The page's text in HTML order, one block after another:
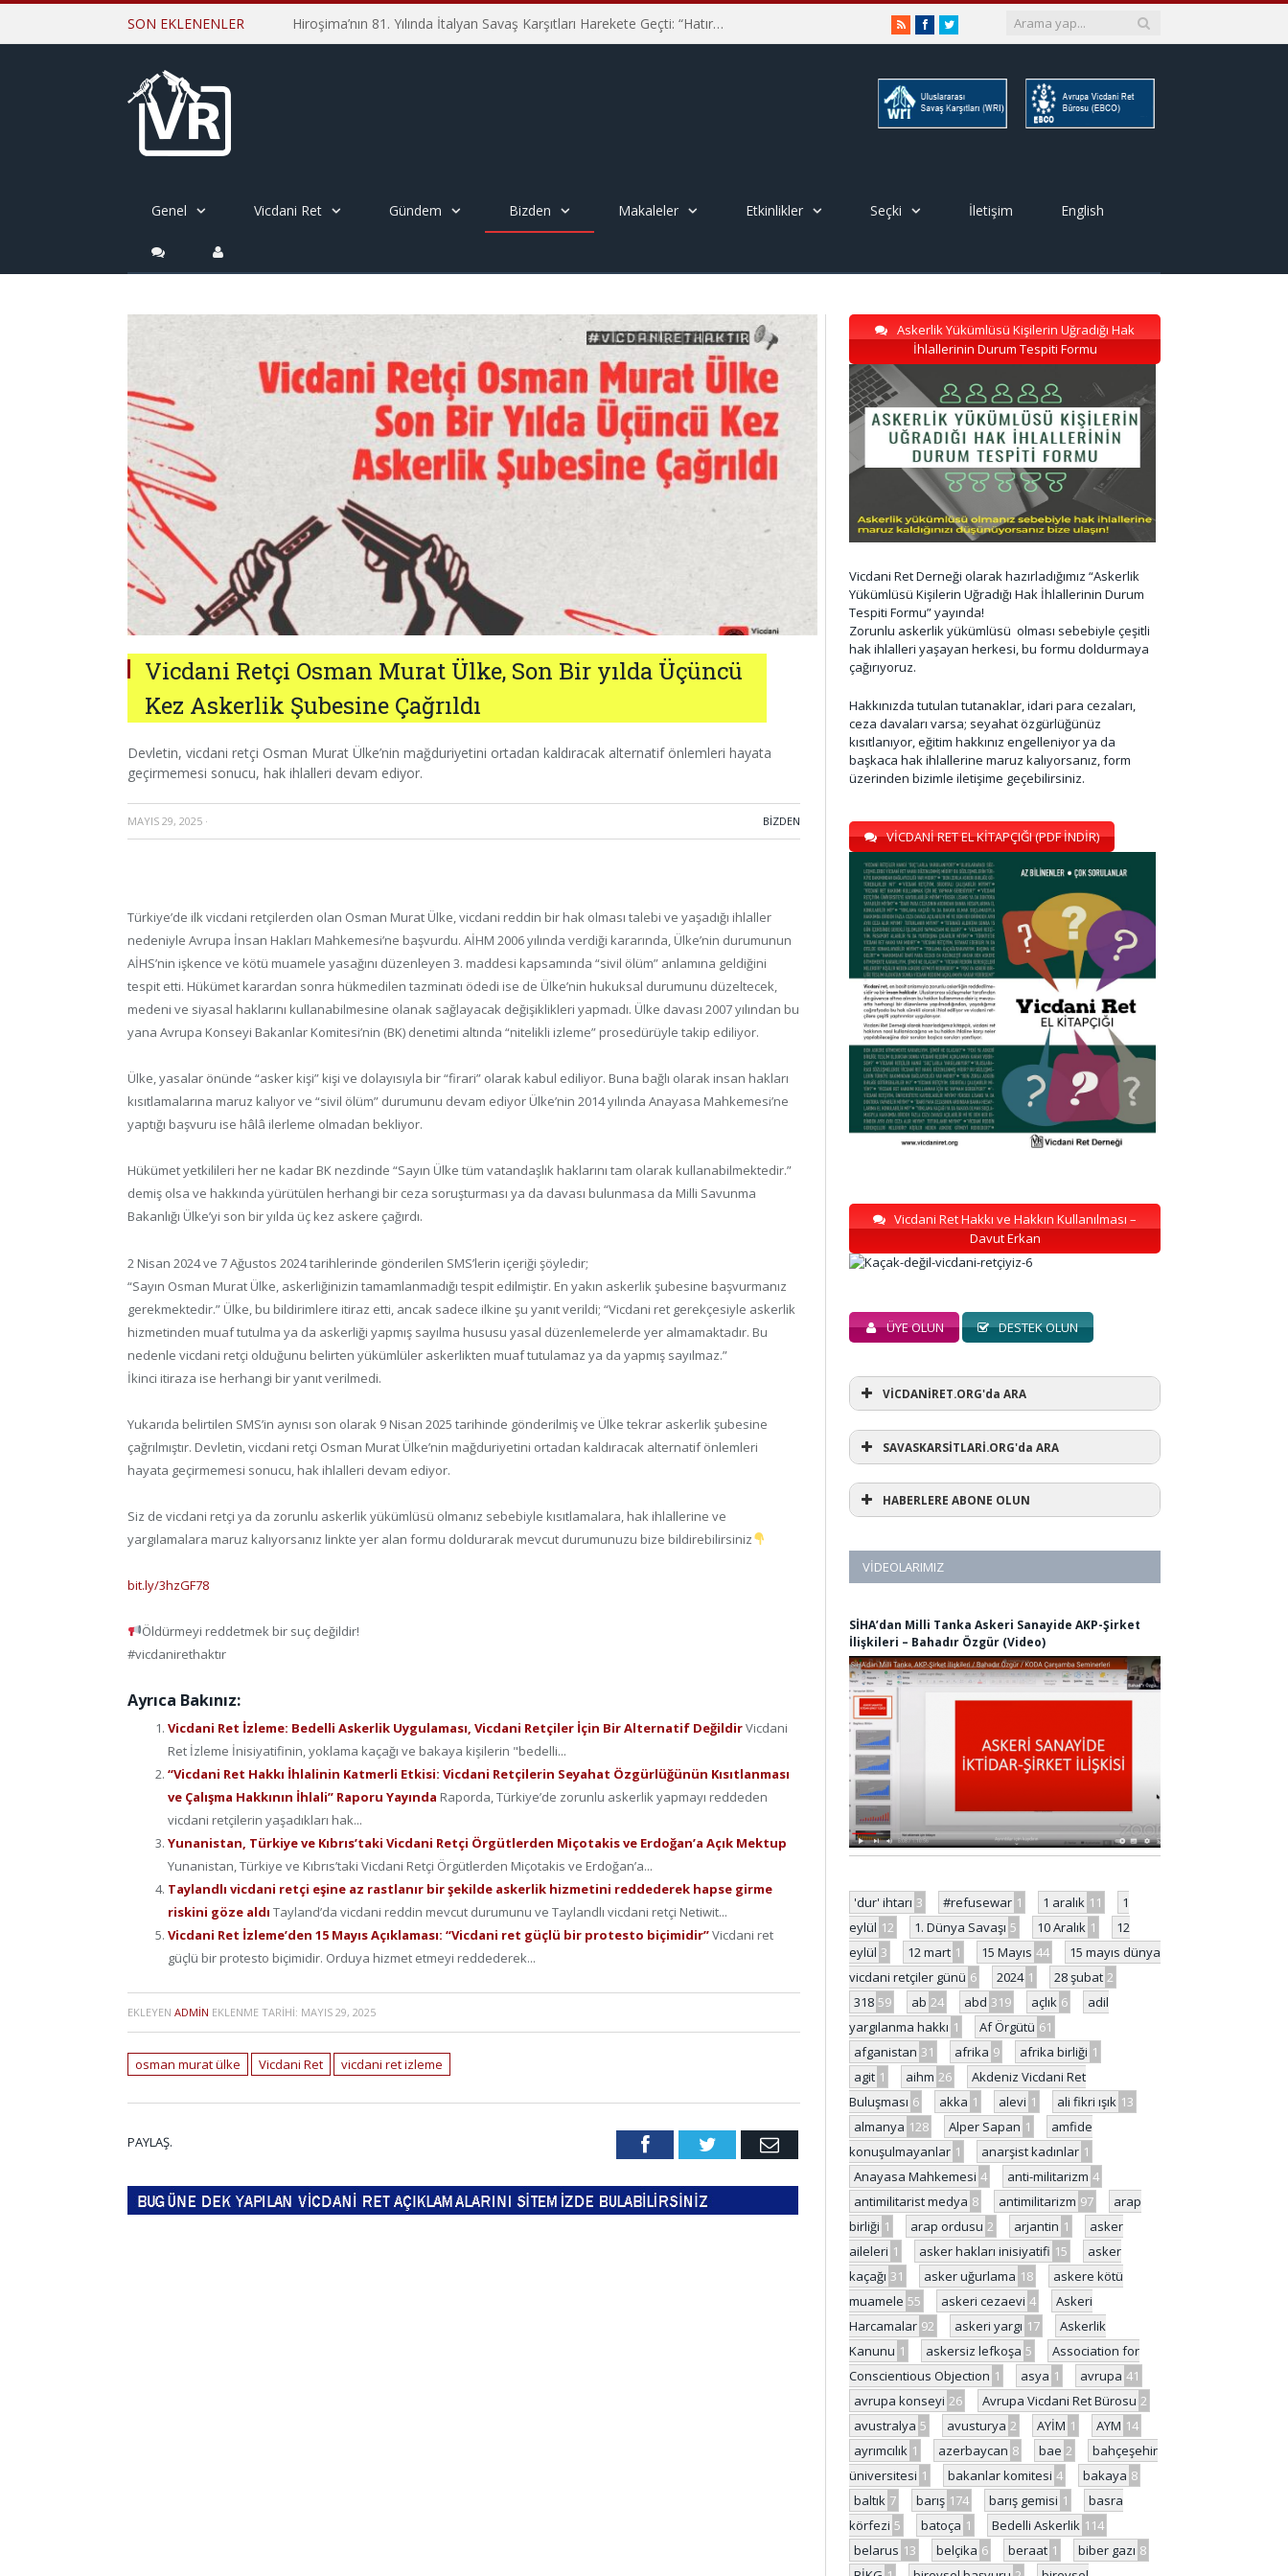
SON EKLENENLER Hiroşima’nın 81. Yılında İtalyan Savaş Karşıtları Harekete Geçti: “Hatırlamak yeterli değil” RSSFacebookTwitter
Genel Vicdani Ret Gündem Bizden Makaleler Etkinlikler Seçki İletişim English
Vicdani Retçi Osman Murat Ülke, Son Bir yılda Üçüncü
Kez Askerlik Şubesine Çağrıldı
Devletin, vicdani retçi Osman Murat Ülke’nin mağduriyetini ortadan kaldıracak alternatif önlemleri hayata
geçirmemesi sonucu, hak ihlalleri devam ediyor.
MAYIS 29, 2025 · BIZDEN
Türkiye’de ilk vicdani retçilerden olan Osman Murat Ülke, vicdani reddin bir hak olması talebi ve yaşadığı ihlaller
nedeniyle Avrupa İnsan Hakları Mahkemesi’ne başvurdu. AİHM 2006 yılında verdiği kararında, Ülke’nin durumunun
AİHS’nin işkence ve kötü muamele yasağını düzenleyen 3. maddesi kapsamında “sivil ölüm” anlamına geldiğini
tespit etti. Hükümet karardan sonra hükmedilen tazminatı ödedi ise de Ülke’nin hukuksal durumunu düzeltecek,
medeni ve siyasal haklarını kullanabilmesine olanak sağlayacak değişiklikleri yapmadı. Ülke davası 2007 yılından bu
yana Avrupa Konseyi Bakanlar Komitesi’nin (BK) denetimi altında “nitelikli izleme” prosedürüyle takip ediliyor.
Ülke, yasalar önünde “asker kişi” kişi ve dolayısıyla bir “firari” olarak kabul ediliyor. Buna bağlı olarak insan hakları
kısıtlamalarına maruz kalıyor ve “sivil ölüm” durumunu devam ediyor Ülke’nin 2014 yılında Anayasa Mahkemesi’ne
yaptığı başvuru ise hâlâ ilerleme olmadan bekliyor.
Hükümet yetkilileri her ne kadar BK nezdinde “Sayın Ülke tüm vatandaşlık haklarını tam olarak kullanabilmektedir.”
demiş olsa ve hakkında yürütülen herhangi bir ceza soruşturması ya da davası bulunmasa da Milli Savunma
Bakanlığı Ülke’yi son bir yılda üç kez askere çağırdı.
2 Nisan 2024 ve 7 Ağustos 2024 tarihlerinde gönderilen SMS’lerin içeriği şöyledir;
“Sayın Osman Murat Ülke, askerliğinizin tamamlanmadığı tespit edilmiştir. En yakın askerlik şubesine başvurmanız
gerekmektedir.” Ülke, bu bildirimlere itiraz etti, ancak sadece ilkine şu yanıt verildi; “Vicdani ret gerekçesiyle askerlik
hizmetinden muaf tutulma ya da askerliği yapmış sayılma hususu yasal düzenlemelerde yer almamaktadır. Bu
nedenle vicdani retçi olduğunu belirten yükümlüler askerlikten muaf tutulamaz ya da yapmış sayılmaz.”
İkinci itiraza ise herhangi bir yanıt verilmedi.
Yukarıda belirtilen SMS’in aynısı son olarak 9 Nisan 2025 tarihinde gönderilmiş ve Ülke tekrar askerlik şubesine
çağrılmıştır. Devletin, vicdani retçi Osman Murat Ülke’nin mağduriyetini ortadan kaldıracak alternatif önlemleri
hayata geçirmemesi sonucu, hak ihlalleri devam ediyor.
Siz de vicdani retçi ya da zorunlu askerlik yükümlüsü olmanız sebebiyle kısıtlamalara, hak ihlallerine ve
yargılamalara maruz kalıyorsanız linkte yer alan formu doldurarak mevcut durumunuzu bize bildirebilirsiniz
bit.ly/3hzGF78
Öldürmeyi reddetmek bir suç değildir!
#vicdanirethaktır
Ayrıca Bakınız:
Vicdani Ret İzleme: Bedelli Askerlik Uygulaması, Vicdani Retçiler İçin Bir Alternatif DeğildirVicdani
Ret İzleme İnisiyatifinin, yoklama kaçağı ve bakaya kişilerin "bedelli...
“Vicdani Ret Hakkı İhlalinin Katmerli Etkisi: Vicdani Retçilerin Seyahat Özgürlüğünün Kısıtlanması
ve Çalışma Hakkının İhlali” Raporu Yayında Raporda, Türkiye’de zorunlu askerlik yapmayı reddeden
vicdani retçilerin yaşadıkları hak...
Yunanistan, Türkiye ve Kıbrıs’taki Vicdani Retçi Örgütlerden Miçotakis ve Erdoğan’a Açık Mektup
Yunanistan, Türkiye ve Kıbrıs’taki Vicdani Retçi Örgütlerden Miçotakis ve Erdoğan’a...
Taylandlı vicdani retçi eşine az rastlanır bir şekilde askerlik hizmetini reddederek hapse girme
riskini göze aldı Tayland’da vicdani reddin mevcut durumunu ve Taylandlı vicdani retçi Netiwit...
Vicdani Ret İzleme’den 15 Mayıs Açıklaması: “Vicdani ret güçlü bir protesto biçimidir”Vicdani ret
güçlü bir protesto biçimidir. Orduya hizmet etmeyi reddederek...
EKLEYEN ADMIN EKLENME TARIHI: MAYIS 29, 2025
osman murat ülke Vicdani Ret vicdani ret izleme
PAYLAŞ. FacebookTwitter Email
Askerlik Yükümlüsü Kişilerin Uğradığı Hak
İhlallerinin Durum Tespiti Formu
Vicdani Ret Derneği olarak hazırladığımız “Askerlik
Yükümlüsü Kişilerin Uğradığı Hak İhlallerinin Durum
Tespiti Formu” yayında!
Zorunlu askerlik yükümlüsü olması sebebiyle çeşitli
hak ihlalleri yaşayan herkesi, bu formu doldurmaya
çağırıyoruz.
Hakkınızda tutulan tutanaklar, idari para cezaları,
ceza davaları varsa; seyahat özgürlüğünüz
kısıtlanıyor, eğitim hakkınız engelleniyor ya da
başkaca hak ihlallerine maruz kalıyorsanız, form
üzerinden bizimle iletişime geçebilirsiniz.
VİCDANİ RET EL KİTAPÇIĞI (PDF İNDİR)
Vicdani Ret Hakkı ve Hakkın Kullanılması –
Davut Erkan
ÜYE OLUN DESTEK OLUN
VİCDANİRET.ORG'da ARA
SAVASKARSİTLARİ.ORG'da ARA
HABERLERE ABONE OLUN
VIDEOLARIMIZ
SİHA’dan Milli Tanka Askeri Sanayide AKP-Şirket
İlişkileri – Bahadır Özgür (Video)
'dur' ihtarı 3 #refusewar 1 1 aralık 11
1
eylül 12 1. Dünya Savaşı 5 10 Aralık 1
12
eylül 3 12 mart 1 15 Mayıs 44
15 mayıs dünya
vicdani retçiler günü 6 2024 1 28 şubat 2
318 59 ab 24 abd 319 açlık 6
adil
yargılanma hakkı 1 Af Örgütü 61
afganistan 31 afrika 9 afrika birliği 1
agit 1 aihm 26
Akdeniz Vicdani Ret
Buluşması 6 akka 1 alevi 1 ali fikri ışık 13
almanya 128 Alper Sapan 1
amfide
konuşulmayanlar 1 anarşist kadınlar 1
Anayasa Mahkemesi 4 anti-militarizm 4
antimilitarist medya 8 antimilitarizm 97
arap
birliği 1 arap ordusu 2 arjantin 1
asker
aileleri 1 asker hakları inisiyatifi 15
asker
kaçağı 31 asker uğurlama 18
askere kötü
muamele 55 askeri cezaevi 4
Askeri
Harcamalar 92 askeri yargı 17
Askerlik
Kanunu 1 askersiz lefkoşa 5
Association for
Conscientious Objection 1 asya 1 avrupa 41
avrupa konseyi 26 Avrupa Vicdani Ret Bürosu 2
avustralya 5 avusturya 2 AYİM 1 AYM 14
ayrımcılık 1 azerbaycan 8 bae 2
bahçeşehir
üniversitesi 1 bakanlar komitesi 4 bakaya 8
baltık 7 barış 174 barış gemisi 1
basra
körfezi 5 batoça 1 Bedelli Askerlik 114
belarus 13 belçika 6 beraat 1 biber gazı 8